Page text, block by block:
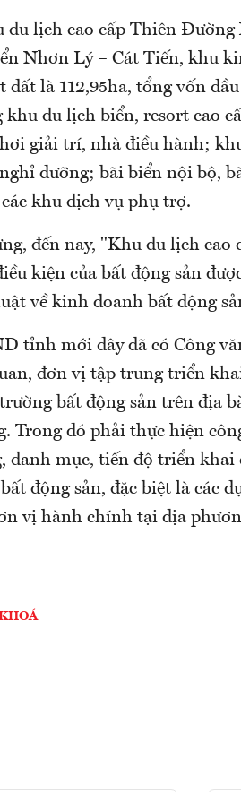
du lịch cao cấp Thiên
Nhơn Lý – Cát Tiến, khu
đất là 112,95ha, tổng vốn
khu du lịch biển, resort cao
giải trí, nhà điều hành;
dưỡng; bãi biển nội bộ,
khu dịch vụ phụ trợ.
đến nay, "Khu du lịch
kiện của bất động sản
về kinh doanh bất động
tỉnh mới đây đã có Công
đơn vị tập trung triển
bất động sản trên địa
Trong đó phải thực hiện
danh mục, tiến độ triển khai
động sản, đặc biệt là các
vị hành chính tại địa